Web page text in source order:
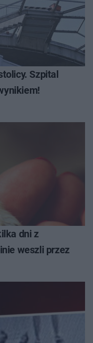
Szpital
dni z
weszli przez